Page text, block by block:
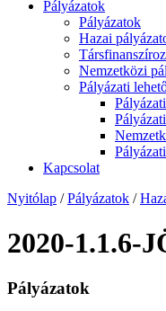
Pályázatok
Pályázatok
Hazai
Nemzetközi
Pályázati
Kapcsolat
Nyitólap / Pályázatok /
2020-1.1.6-
Pályázatok